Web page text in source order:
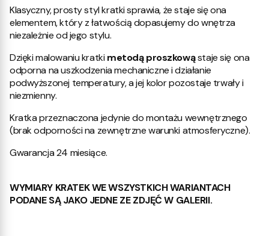
Klasyczny, prosty styl kratki sprawia, że staje się ona
elementem, który z łatwością dopasujemy do wnętrza
niezależnie od jego stylu.
Dzięki malowaniu kratki metodą proszkowąstaje się ona
odporna na uszkodzenia mechaniczne i działanie
podwyższonej temperatury, a jej kolor pozostaje trwały i
niezmienny.
Kratka przeznaczona jedynie do montażu wewnętrznego
(brak odporności na zewnętrzne warunki atmosferyczne).
Gwarancja 24 miesiące.
WYMIARY KRATEK WE WSZYSTKICH WARIANTACH
PODANE SĄ JAKO JEDNE ZE ZDJĘĆ W GALERII.